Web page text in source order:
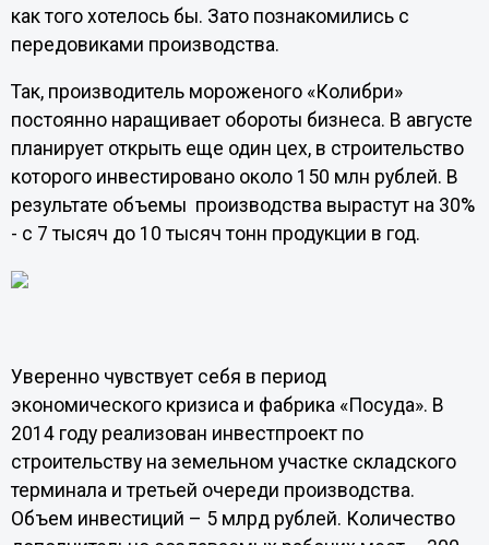
как того хотелось бы. Зато познакомились с
передовиками производства.
Так, производитель мороженого «Колибри»
постоянно наращивает обороты бизнеса. В августе
планирует открыть еще один цех, в строительство
которого инвестировано около 150 млн рублей. В
результате объемы производства вырастут на 30%
- с 7 тысяч до 10 тысяч тонн продукции в год.
Уверенно чувствует себя в период
экономического кризиса и фабрика «Посуда». В
2014 году реализован инвестпроект по
строительству на земельном участке складского
терминала и третьей очереди производства.
Объем инвестиций – 5 млрд рублей. Количество